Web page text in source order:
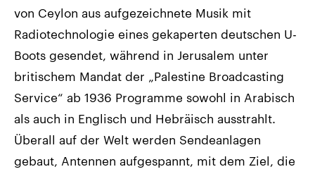
von Ceylon aus aufgezeichnete Musik mit
Radiotechnologie eines gekaperten deutschen U-
Boots gesendet, während in Jerusalem unter
britischem Mandat der „Palestine Broadcasting
Service“ ab 1936 Programme sowohl in Arabisch
als auch in Englisch und Hebräisch ausstrahlt.
Überall auf der Welt werden Sendeanlagen
gebaut, Antennen aufgespannt, mit dem Ziel, die